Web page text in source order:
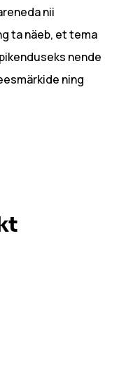
nii
ta näeb, et tema
nende
ning